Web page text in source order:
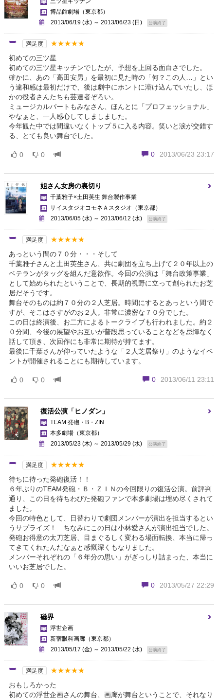
博品館劇場 （東京都）
2013/06/19 (水) ～ 2013/06/23 (日)
公演終了
満足度
★★★★★
初めての三ツ星
初めての三ツ星キッチンでしたが、予想を上回る面白さでした。
確かに、あの「高田安男」を最初に見た時の「何？この人…」とい
う違和感は最初だけで、後は劇中にホントに溶け込んでいたし、ほ
かの役者さんたちも芸達者ぞろい。
ミュージカルパートもみなさん、ほんとに「プロフェッショナル」
やなぁと、一人感心してしましました。
今年観た中では間違いなくトップ５に入る内容。笑いと涙が交錯す
る、とても良い舞台でした。
0 2013/06/23 23:17
0 0
姐さん女房の裏切り
千葉雅子×土田英生 舞台製作事業
サイスタジオコモネＡスタジオ （東京都）
2013/06/05 (水) ～ 2013/06/12 (水)
公演終了
満足度
★★★★★
あっという間の７０分・・・そして
千葉雅子さんと土田英生さん、共に劇団を立ち上げて２０年以上の
ベテランがタッグを組んだ意欲作。今回の公演は「舞台政策事業」
として始められたということで、長期的視野に立って創られたお芝
居だそうです。
舞台そのものは約７０分の２人芝居。時間にするとあっという間で
すが、そこはさすがのお２人。非常に濃密な７０分でした。
この日は終演後、お二方によるトークライブも行われました。約２
０分間、今後の展望やお互いが普段思っていることなどを忌憚なく
話して頂き、次回作にも非常に期待が持てます。
最後に千葉さんが仰っていたような「２人芝居祭り」のようなイベ
ントが開催されることにも期待しています。
0 2013/06/11 23:11
0 0
復活公演「ヒノダン」
TEAM 発砲・B・ZIN
本多劇場 （東京都）
2013/05/23 (木) ～ 2013/05/29 (水)
公演終了
満足度
★★★★★
待ちに待った発砲復活！！
６年ぶりのTEAM発砲・Ｂ・ＺＩＮの今回限りの復活公演。前評判
通り、この日を待ちわびた発砲ファンで本多劇場は埋め尽くされて
ました。
今回の特色として、日替わりで劇団メンバーが演出を担当するとい
うサプライズ！ ちなみにこの日は小林愛さんが演出担当でした。
発砲お得意の太刀芝居、目まぐるしく変わる場面転換、本当に帰っ
てきてくれたんだなぁと感慨深くもなりました。
メンバーそれぞれの「６年分の思い」がぎっしり詰まった、本当に
いいお芝居でした。
0 2013/05/27 22:29
0 0
磁界
浮世企画
新宿眼科画廊 （東京都）
2013/05/17 (金) ～ 2013/05/22 (水)
公演終了
満足度
★★★★★
おもしろかった
初めての浮世企画さんの舞台、画廊が舞台ということで、それなり